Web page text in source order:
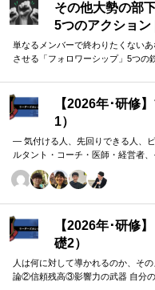
その他大勢の部
5つのアクション
単なるメンバーで終わりたくない
させる「フォロワーシップ」5つの
【2026年･研修
1）
― 気付ける人、先回りできる人、
ルタント・コーチ・医師・経営者
【2026年･研修
礎2）
人は何に対して導かれるのか、そ
論②信頼残高③影響力の武器 自分